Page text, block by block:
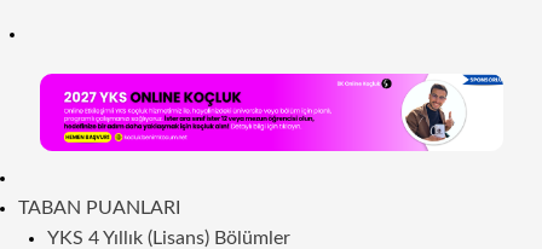
TABAN PUANLARI
YKS 4 Yıllık (Lisans) Bölümler